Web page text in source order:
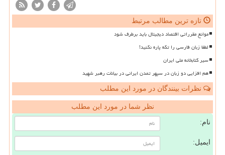
تازه ترین مطالب مرتبط
موانع مقرراتی اقتصاد دیجیتال باید برطرف شود
لطفا زبان فارسی را تکه پاره نکنید!
سیر کتابخانه ملی ایران
هم افزایی دو زبان در سپهر تمدن ایرانی در بیانات رهبر شهید
نظرات بینندگان در مورد این مطلب
نظر شما در مورد این مطلب
نام:
ایمیل: